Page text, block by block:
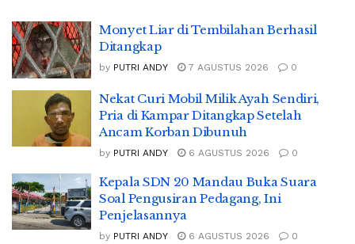
Monyet Liar di Tembilahan Berhasil
Ditangkap
by PUTRI ANDY 7 AGUSTUS 2026 0
Nekat Curi Mobil Milik Ayah Sendiri,
Pria di Kampar Ditangkap Setelah
Ancam Korban Dibunuh
by PUTRI ANDY 6 AGUSTUS 2026 0
Kepala SDN 20 Mandau Buka Suara
Soal Pengusiran Pedagang, Ini
Penjelasannya
by PUTRI ANDY 6 AGUSTUS 2026 0